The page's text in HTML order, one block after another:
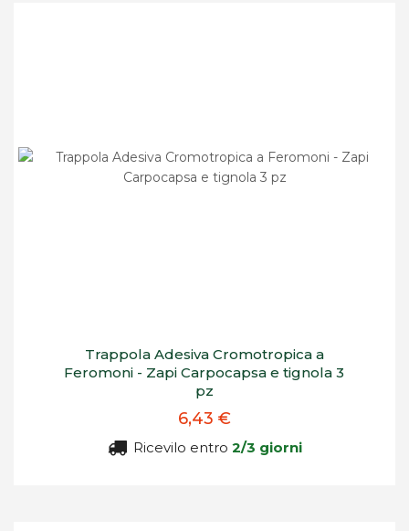
Trappola Adesiva Cromotropica a
Feromoni - Zapi Carpocapsa e tignola 3
pz
6,43 €
Ricevilo entro 2/3 giorni